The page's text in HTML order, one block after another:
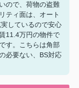
ので、荷物の盗難
ティ面は、オート
しているので安心
11.4万円の物件で
す。こちらは角部
必要ない、BS対応